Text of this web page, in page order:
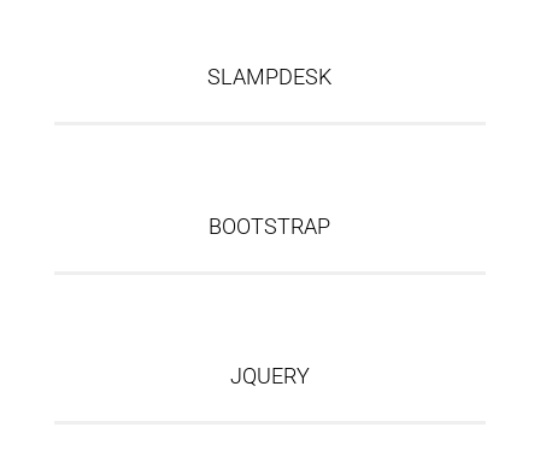
SLAMPDESK
BOOTSTRAP
JQUERY